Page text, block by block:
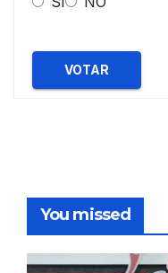
VOTAR
You missed